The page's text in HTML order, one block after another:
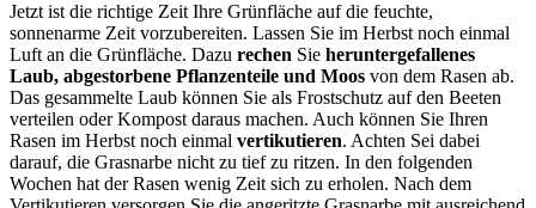
Jetzt ist die richtige Zeit Ihre Grünfläche auf die feuchte,
sonnenarme Zeit vorzubereiten. Lassen Sie im Herbst noch einmal
Luft an die Grünfläche. Dazu rechen Sie heruntergefallenes
Laub, abgestorbene Pflanzenteile und Moos von dem Rasen ab.
Das gesammelte Laub können Sie als Frostschutz auf den Beeten
verteilen oder Kompost daraus machen. Auch können Sie Ihren
Rasen im Herbst noch einmal vertikutieren. Achten Sei dabei
darauf, die Grasnarbe nicht zu tief zu ritzen. In den folgenden
Wochen hat der Rasen wenig Zeit sich zu erholen. Nach dem